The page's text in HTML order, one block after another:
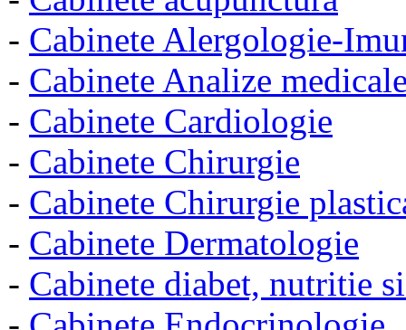
- Cabinete Alergologie-
- Cabinete Analize
- Cabinete Cardiologie
- Cabinete Chirurgie
- Cabinete Chirurgie
- Cabinete Dermatologie
- Cabinete diabet, nutritie